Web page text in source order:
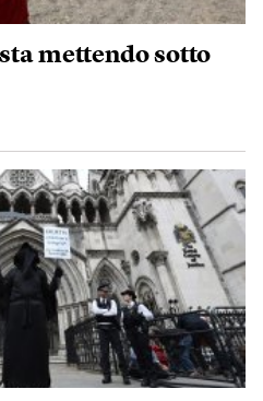
mettendo sotto